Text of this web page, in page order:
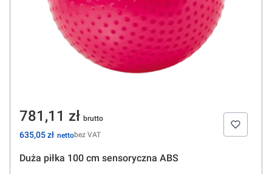
Duża piłka 100 cm sensoryczna ABS
Cena
781,11 zł
Cena
635,05 zł bez VAT